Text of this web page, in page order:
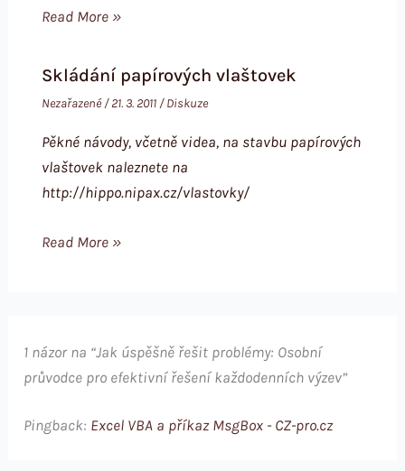
Read More »
Skládání papírových vlaštovek
Nezařazené/21. 3. 2011 /Diskuze
Pěkné návody, včetně videa, na stavbu papírových
vlaštovek naleznete na
http://hippo.nipax.cz/vlastovky/
Read More »
1 názor na “Jak úspěšně řešit problémy: Osobní
průvodce pro efektivní řešení každodenních výzev”
Pingback: Excel VBA a příkaz MsgBox - CZ-pro.cz